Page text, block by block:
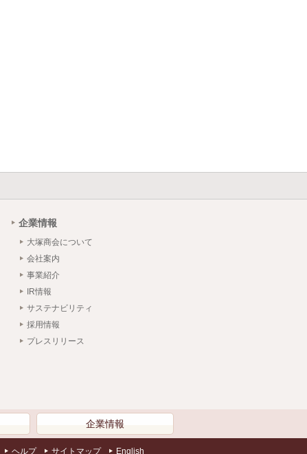
企業情報
大塚商会について
会社案内
事業紹介
IR情報
サステナビリティ
採用情報
プレスリリース
企業情報
ヘルプ サイトマップ English